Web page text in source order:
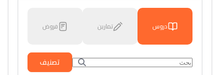
دروس تمارين فروض
تصنيف